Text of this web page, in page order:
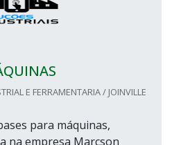
E FERRAMENTARIA / JOINVILLE
para máquinas,
na empresa Marcson